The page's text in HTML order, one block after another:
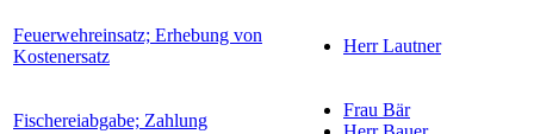
Feuerwehreinsatz; Erhebung von
Kostenersatz
Herr Lautner
Fischereiabgabe; Zahlung
Frau Bär